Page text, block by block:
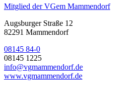
Mitglied der VGem Mammendorf
Augsburger Straße 12
82291 Mammendorf
08145 84-0
08145 1225
info@vgmammendorf.de
www.vgmammendorf.de